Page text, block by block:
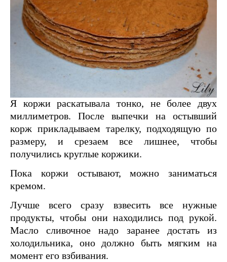
Я коржи раскатывала тонко, не более двух
миллиметров. После выпечки на остывший
корж прикладываем тарелку, подходящую по
размеру, и срезаем все лишнее, чтобы
получились круглые коржики.
Пока коржи остывают, можно заниматься
кремом.
Лучше всего сразу взвесить все нужные
продукты, чтобы они находились под рукой.
Масло сливочное надо заранее достать из
холодильника, оно должно быть мягким на
момент его взбивания.